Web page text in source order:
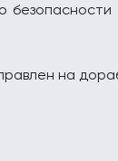
на